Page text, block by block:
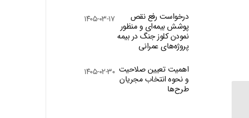
درخواست رفع نقص
پوشش بیمه‌ای و منظور
نمودن کلوز جنگ در بیمه
پروژه‌های عمرانی
۱۴۰۵-۰۳-۱۷
اهمیت تعیین صلاحیت
و نحوه انتخاب مجریان
طرح‌ها
۱۴۰۵-۰۲-۳۰